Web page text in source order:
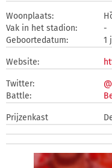
Woonplaats:
Vak in het stadion:
-
Geboortedatum:
1
Website:
Twitter:
Battle:
Prijzenkast